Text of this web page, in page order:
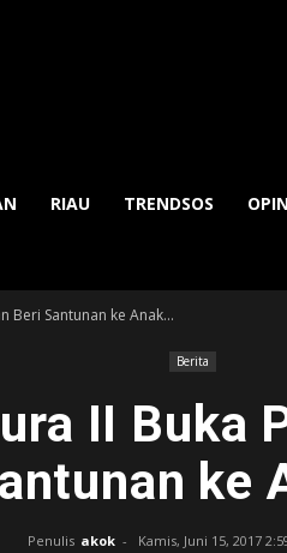
RIAU TRENDSOS
Beri Santunan ke Anak...
Berita
II Buka
ke
Penulis akok - Kamis, Juni 15, 2017